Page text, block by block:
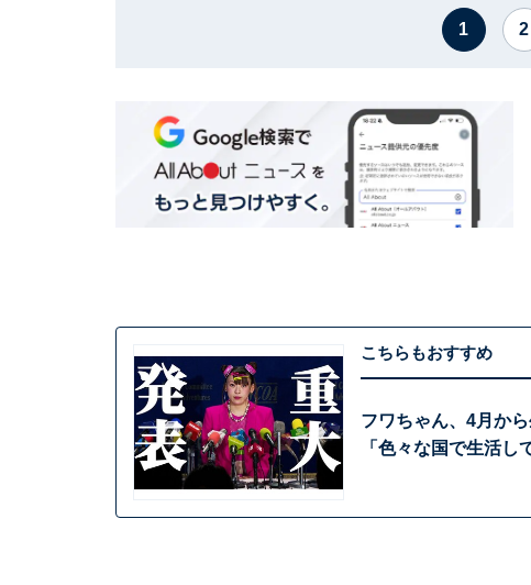
1 2
こちらもおすすめ
フワちゃん、4月か
「色々な国で生活し